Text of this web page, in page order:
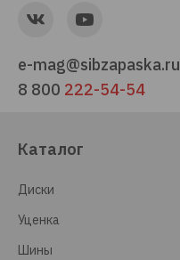
e-mag@sibzapaska.ru
8 800 222-54-54
Каталог
Диски
Уценка
Шины